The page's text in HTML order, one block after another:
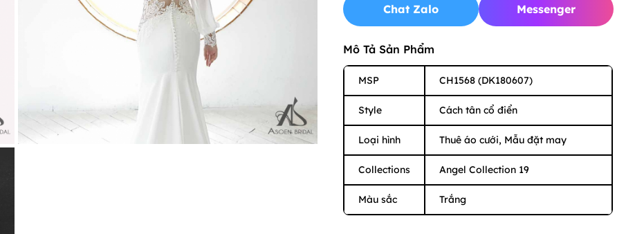
Chat Zalo Messenger
Mô Tả Sản Phẩm
MSP CH1568 (DK180607)
Style Cách tân cổ điển
Loại hình Thuê áo cưới, Mẫu đặt may
Collections Angel Collection 19
Màu sắc Trắng